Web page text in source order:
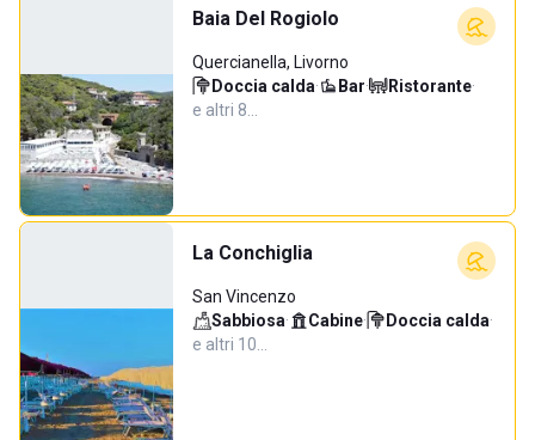
Baia Del Rogiolo
Quercianella, Livorno
Doccia calda· Bar· Ristorante·
e altri 8…
La Conchiglia
San Vincenzo
Sabbiosa· Cabine· Doccia calda·
e altri 10…